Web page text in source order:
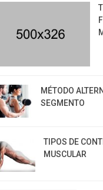
MÉTODO
SEGMENTO
TIPOS DE
MUSCULAR